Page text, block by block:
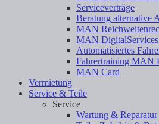
Serviceverträge
Beratung alternative
MAN
MAN DigitalServices
Automatisiertes
Fahrertraining MAN
MAN Card
Vermietung
Service & Teile
Service
Wartung & Reparatur